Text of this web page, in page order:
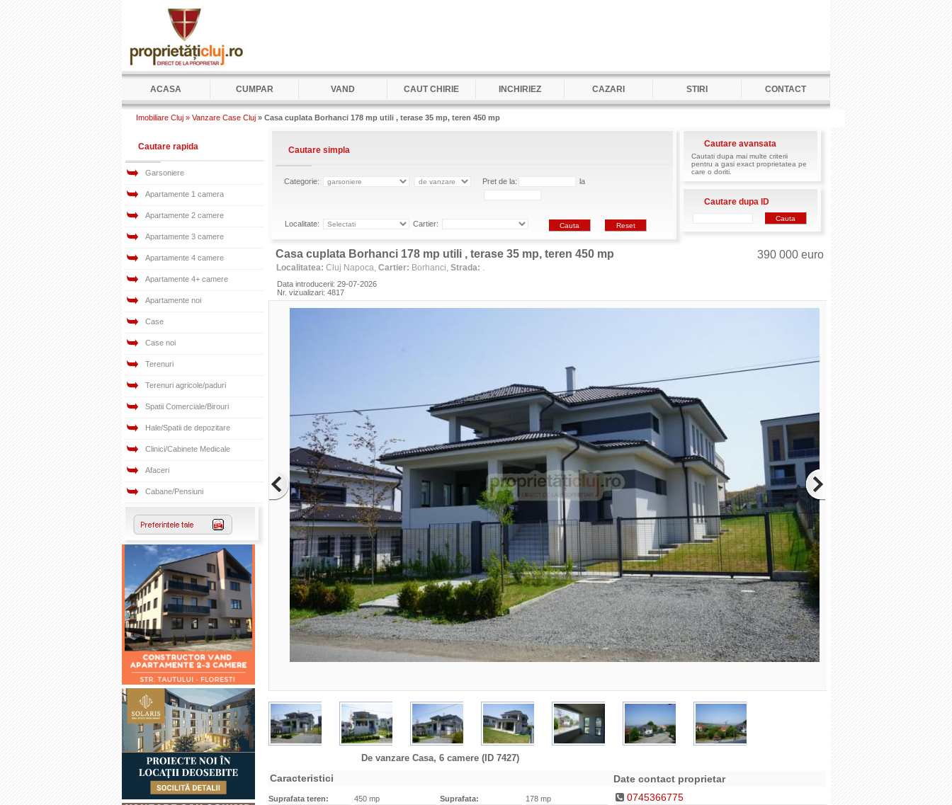
ACASA CUMPAR VAND CAUT CHIRIE INCHIRIEZ CAZARI STIRI CONTACT
Imobiliare Cluj » Vanzare Case Cluj » Casa cuplata Borhanci 178 mp utili , terase 35 mp, teren 450 mp
Cautare rapida
Garsoniere
Apartamente 1 camera
Apartamente 2 camere
Apartamente 3 camere
Apartamente 4 camere
Apartamente 4+ camere
Apartamente noi
Case
Case noi
Terenuri
Terenuri agricole/paduri
Spatii Comerciale/Birouri
Hale/Spatii de depozitare
Clinici/Cabinete Medicale
Afaceri
Cabane/Pensiuni
Cautare simpla
Categorie: Pret de la: la
Localitate: Cartier:
Cautare avansata
Cautati dupa mai multe criterii
pentru a gasi exact proprietatea pe
care o doriti.
Cautare dupa ID
Casa cuplata Borhanci 178 mp utili , terase 35 mp, teren 450 mp 390 000 euro
Localitatea: Cluj Napoca, Cartier: Borhanci, Strada: .
Data introducerii: 29-07-2026
Nr. vizualizari: 4817
De vanzare Casa, 6 camere (ID 7427)
Caracteristici
Suprafata teren: 450 mp Suprafata:
178 mp
Date contact proprietar
0745366775